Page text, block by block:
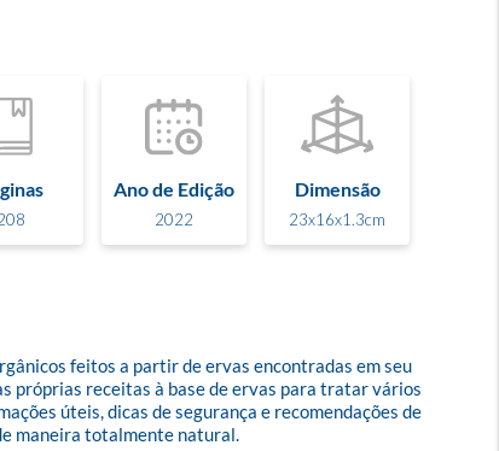
Ano de Edição
2022
Dimensão
23x16x1.3cm
feitos a partir de ervas encontradas em seu
próprias receitas à base de ervas para tratar vários
úteis, dicas de segurança e recomendações de
maneira totalmente natural.